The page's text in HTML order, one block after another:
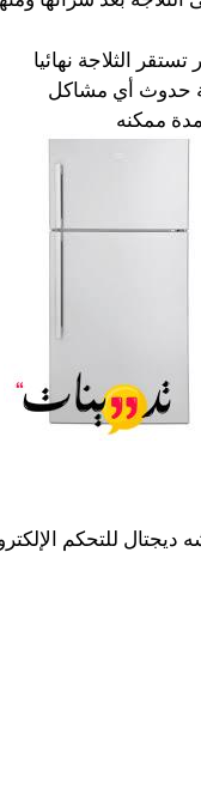
الثلاجة نهائيا
حدوث أي مشاكل
ممكنه
ديجتال للتحكم